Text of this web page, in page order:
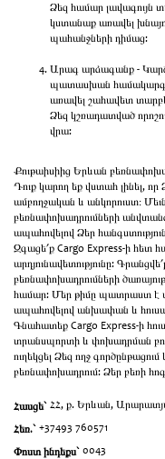
Ձեզ համար լավագույն
կստանաք առավել
պահանջների դիմաց:
Արագ արձագանք -
պատասխան
առավել շահավետ
Ձեզ կշռադատված
վրա:
Քութաիսիից Երևան
Դուք կարող եք վստահ լինել,
ամբողջական և անկորուստ։
բեռնափոխադրումների
ապահովելով Ձեր
Զգացե՛ք Cargo Express-ի
արդյունավետությունը:
բեռնափոխադրումների
համար: Մեր թիմը պատրաստ է
ապահովելով անխափան և
Գնահատեք Cargo Express-ի
տրանսպորտի և փոխադրման
ուղեկցել Ձեզ ողջ
բեռնափոխադրում: Ձեր բեռի
Հասցե` ՀՀ, ք. Երևան,
Հեռ.` +37493 760571
Փոստ ինդեքս` 0043